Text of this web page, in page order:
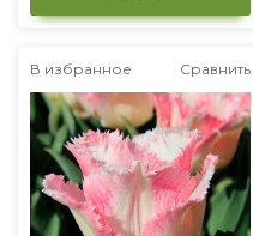
В избранное Сравнить